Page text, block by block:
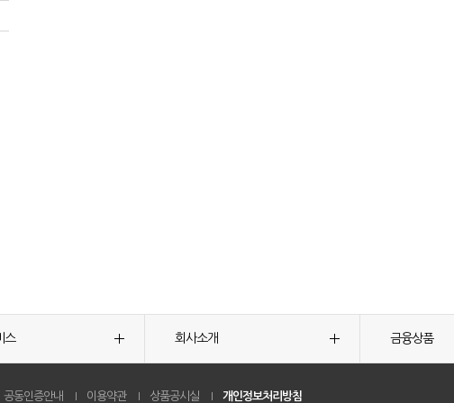
스 회사소개 금융상품
공동인증안내 이용약관 상품공시실 개인정보처리방침